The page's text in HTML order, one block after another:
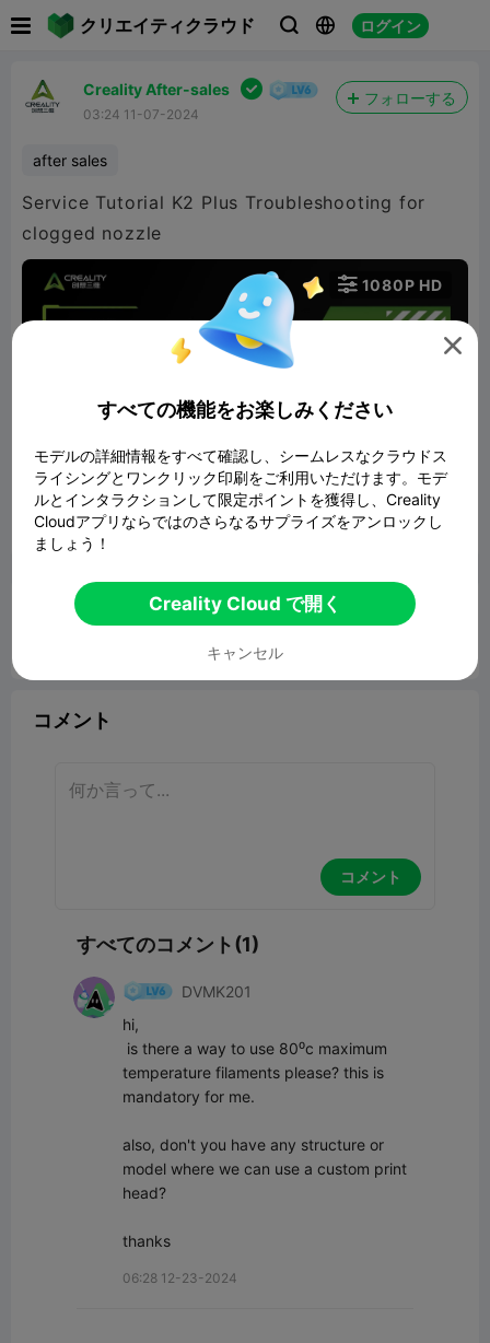
クリエイティクラウド   ログイン
Creality After-sales 
03:24 11-07-2024
フォローする
after sales
Service Tutorial K2 Plus Troubleshooting for
clogged nozzle
02:33

1080P HD
 報告 
《K2 Plus 》 ポートフォリオ
Service Tutorial K2 Plus Replace the model fan
コメント
コメント
すべてのコメント(1)
DVMK201
hi,
is there a way to use 80⁰c maximum
temperature filaments please? this is
mandatory for me.
also, don't you have any structure or
model where we can use a custom print
head?
thanks
06:28 12-23-2024

すべての機能をお楽しみください
モデルの詳細情報をすべて確認し、シームレスなクラウドス
ライシングとワンクリック印刷をご利用いただけます。モデ
ルとインタラクションして限定ポイントを獲得し、Creality
Cloudアプリならではのさらなるサプライズをアンロックし
ましょう！
Creality Cloud で開く
キャンセル